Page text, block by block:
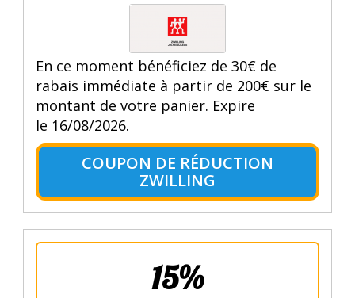
En ce moment bénéficiez de 30€ de
rabais immédiate à partir de 200€ sur le
montant de votre panier. Expire
le 16/08/2026.
COUPON DE RÉDUCTION
ZWILLING
15%